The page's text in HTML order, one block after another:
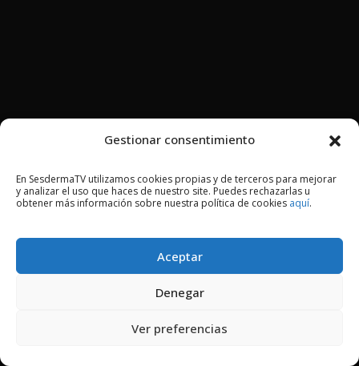
Gestionar consentimiento
En SesdermaTV utilizamos cookies propias y de terceros para mejorar
y analizar el uso que haces de nuestro site. Puedes rechazarlas u
obtener más información sobre nuestra política de cookies aquí.
Aceptar
Denegar
Ver preferencias